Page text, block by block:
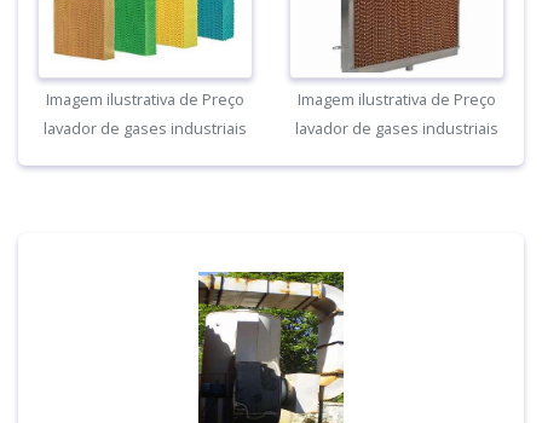
Imagem ilustrativa de Preço
lavador de gases industriais
Imagem ilustrativa de Preço
lavador de gases industriais